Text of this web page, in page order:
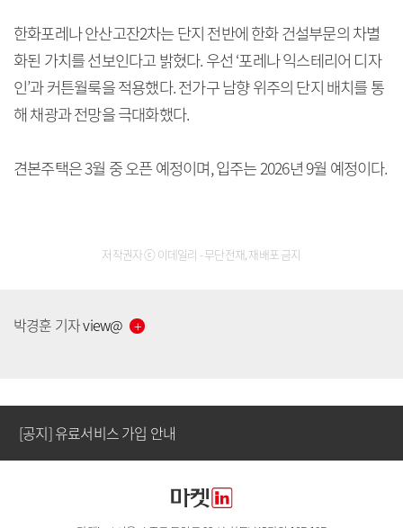
한화포레나 안산고잔2차는 단지 전반에 한화 건설부문의 차별
화된 가치를 선보인다고 밝혔다. 우선 ‘포레나 익스테리어 디자
인’과 커튼월룩을 적용했다. 전가구 남향 위주의 단지 배치를 통
해 채광과 전망을 극대화했다.
견본주택은 3월 중 오픈 예정이며, 입주는 2026년 9월 예정이다.
저작권자 ⓒ 이데일리 - 무단전재, 재배포 금지
박경훈 기자view@
[공지] 유료서비스 가입 안내
[공지] 유료서비스 가입 안내
[공지] 새로워진 마켓인, 성공투자 창을 열다